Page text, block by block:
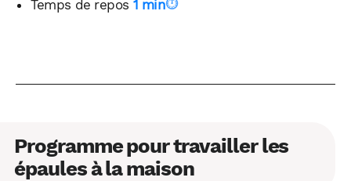
Temps de repos 1 min
Programme pour travailler les
épaules à la maison